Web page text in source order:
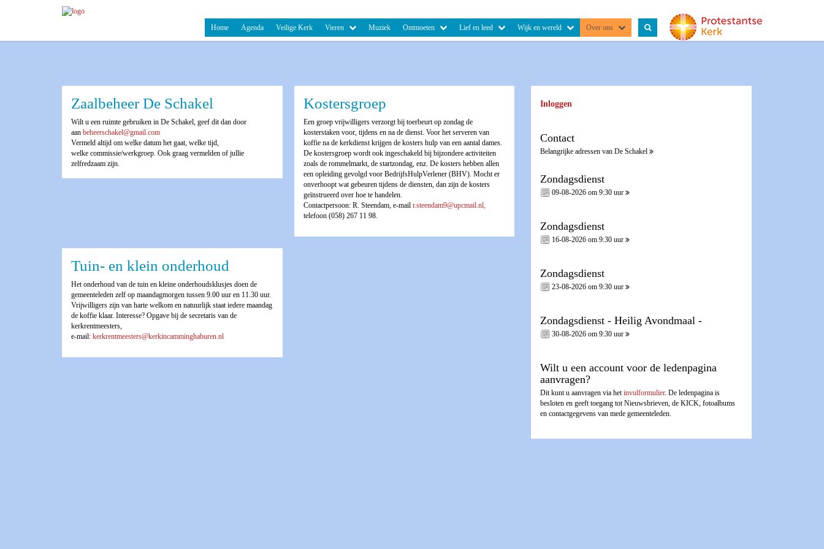
Home Agenda Veilige Kerk Vieren Muziek Ontmoeten Lief en leed Wijk en wereld Over ons
Zaalbeheer De Schakel
Wilt u een ruimte gebruiken in De Schakel, geef dit dan door
aan beheerschakel@gmail.com
Vermeld altijd om welke datum het gaat, welke tijd,
welke commissie/werkgroep. Ook graag vermelden of jullie
zelfredzaam zijn.
Kostersgroep
Een groep vrijwilligers verzorgt bij toerbeurt op zondag de
kosterstaken voor, tijdens en na de dienst. Voor het serveren van
koffie na de kerkdienst krijgen de kosters hulp van een aantal dames.
De kostersgroep wordt ook ingeschakeld bij bijzondere activiteiten
zoals de rommelmarkt, de startzondag, enz. De kosters hebben allen
een opleiding gevolgd voor BedrijfsHulpVerlener (BHV). Mocht er
onverhoopt wat gebeuren tijdens de diensten, dan zijn de kosters
geïnstrueerd over hoe te handelen.
Contactpersoon: R. Steendam, e-mail r.steendam9@upcmail.nl,
telefoon (058) 267 11 98.
Tuin- en klein onderhoud
Het onderhoud van de tuin en kleine onderhoudsklusjes doen de
gemeenteleden zelf op maandagmorgen tussen 9.00 uur en 11.30 uur.
Vrijwilligers zijn van harte welkom en natuurlijk staat iedere maandag
de koffie klaar. Interesse? Opgave bij de secretaris van de
kerkrentmeesters,
e-mail: kerkrentmeesters@kerkincamminghaburen.nl
Inloggen
Contact
Belangrijke adressen van De Schakel
Zondagsdienst
09-08-2026 om 9:30 uur
Zondagsdienst
16-08-2026 om 9:30 uur
Zondagsdienst
23-08-2026 om 9:30 uur
Zondagsdienst - Heilig Avondmaal -
30-08-2026 om 9:30 uur
Wilt u een account voor de ledenpagina
aanvragen?
Dit kunt u aanvragen via hetinvulformulier. De ledenpagina is
besloten en geeft toegang tot Nieuwsbrieven, de KICK, fotoalbums
en contactgegevens van mede gemeenteleden.